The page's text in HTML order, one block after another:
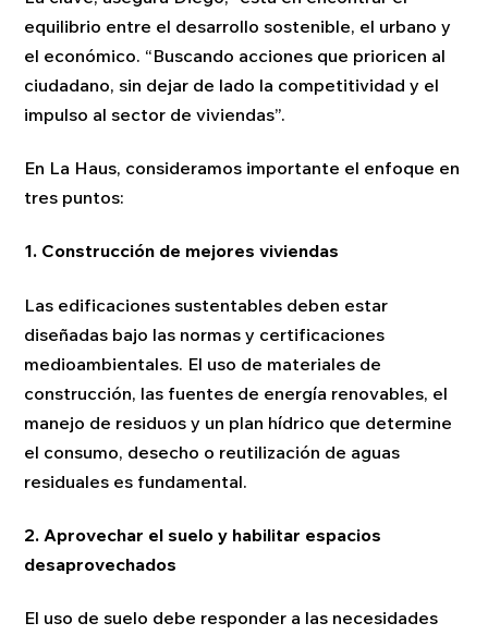
equilibrio entre el desarrollo sostenible, el urbano y
el económico. “Buscando acciones que prioricen al
ciudadano, sin dejar de lado la competitividad y el
impulso al sector de viviendas”.
En La Haus, consideramos importante el enfoque en
tres puntos:
1. Construcción de mejores viviendas
Las edificaciones sustentables deben estar
diseñadas bajo las normas y certificaciones
medioambientales. El uso de materiales de
construcción, las fuentes de energía renovables, el
manejo de residuos y un plan hídrico que determine
el consumo, desecho o reutilización de aguas
residuales es fundamental.
2. Aprovechar el suelo y habilitar espacios
desaprovechados
El uso de suelo debe responder a las necesidades